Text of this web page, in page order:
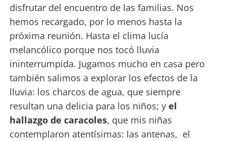
disfrutar del encuentro de las familias. Nos
hemos recargado, por lo menos hasta la
próxima reunión. Hasta el clima lucía
melancólico porque nos tocó lluvia
ininterrumpida. Jugamos mucho en casa pero
también salimos a explorar los efectos de la
lluvia: los charcos de agua, que siempre
resultan una delicia para los niños; y el
hallazgo de caracoles, que mis niñas
contemplaron atentísimas: las antenas, el